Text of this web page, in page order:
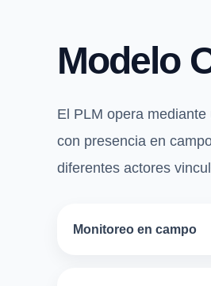
Modelo
El PLM opera
con presencia en
diferentes actores
Monitoreo en campo